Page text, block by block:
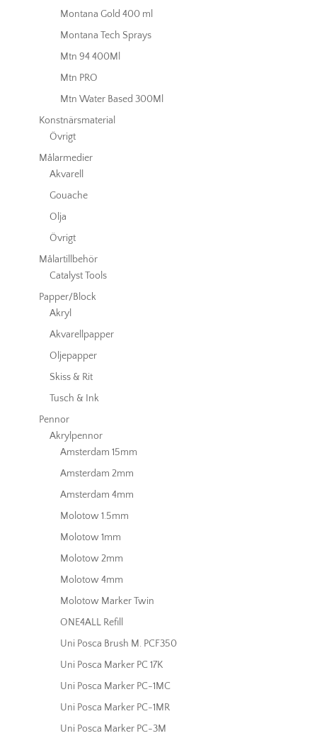
Montana Gold 400 ml
Montana Tech Sprays
Mtn 94 400Ml
Mtn PRO
Mtn Water Based 300Ml
Konstnärsmaterial
Övrigt
Målarmedier
Akvarell
Gouache
Olja
Övrigt
Målartillbehör
Catalyst Tools
Papper/Block
Akryl
Akvarellpapper
Oljepapper
Skiss & Rit
Tusch & Ink
Pennor
Akrylpennor
Amsterdam 15mm
Amsterdam 2mm
Amsterdam 4mm
Molotow 1.5mm
Molotow 1mm
Molotow 2mm
Molotow 4mm
Molotow Marker Twin
ONE4ALL Refill
Uni Posca Brush M. PCF350
Uni Posca Marker PC 17K
Uni Posca Marker PC-1MC
Uni Posca Marker PC-1MR
Uni Posca Marker PC-3M